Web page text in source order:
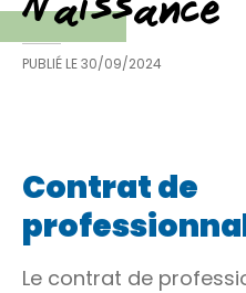
Naissance
PUBLIÉ LE30/09/2024
Contrat de
Le contrat de